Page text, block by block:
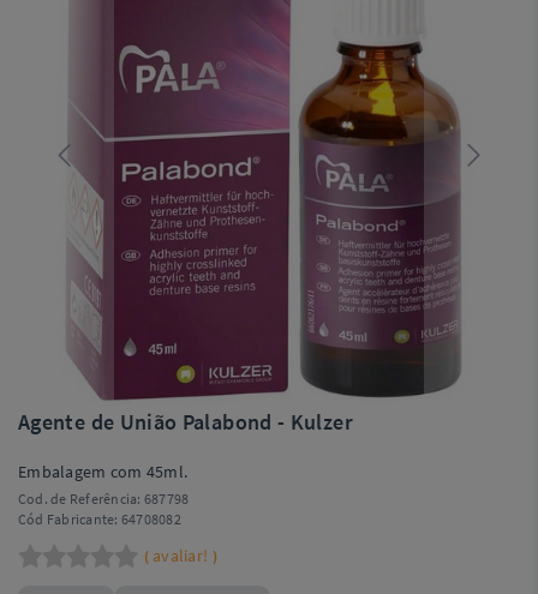
Cremer
Simples
Dental
Odontológico
Agente de União Palabond - Kulzer
Embalagem com 45ml.
Cod. de Referência: 687798
Cód Fabricante: 64708082
( avaliar! )